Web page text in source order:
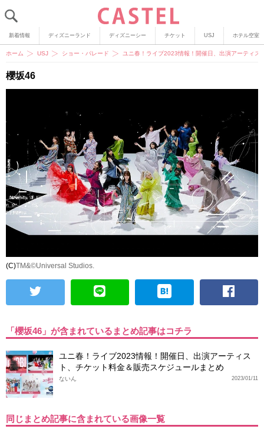
新着情報 ディズニーランド ディズニーシー チケット USJ ホテル空室
ホーム USJ ショー・パレード ユニ春！ライブ2023情報！開催日、出演アーティ
櫻坂46
(C)TM&©Universal Studios.
「櫻坂46」が含まれているまとめ記事はコチラ
ユニ春！ライブ2023情報！開催日、出演アーティス
ト、チケット料金＆販売スケジュールまとめ
2023/01/11
ないん
同じまとめ記事に含まれている画像一覧